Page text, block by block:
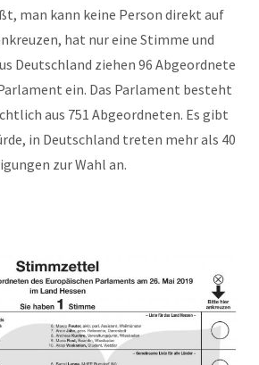
man kann keine Person direkt auf
hat nur eine Stimme und
Deutschland ziehen 96 Abgeordnete
ein. Das Parlament besteht
aus 751 Abgeordneten. Es gibt
in Deutschland treten mehr als 40
zur Wahl an.